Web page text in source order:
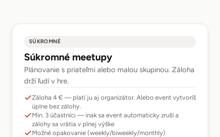
SÚKROMNÉ
Súkromné meetupy
Plánovanie s priateľmi alebo malou skupinou. Záloha
drží ľudí v hre.
Záloha 4 € — platí ju aj organizátor. Alebo event vytvoríš
úplne bez zálohy.
Min. 3 účastníci — inak sa event automaticky zruší a
zálohy sa vrátia v plnej výške
Možné opakovanie (weekly/biweekly/monthly)